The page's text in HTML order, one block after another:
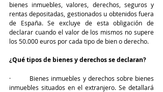
bienes inmuebles, valores, derechos, seguros y
rentas depositadas, gestionados u obtenidos fuera
de España. Se excluye de esta obligación de
declarar cuando el valor de los mismos no supere
los 50.000 euros por cada tipo de bien o derecho.
¿Qué tipos de bienes y derechos se declaran?
·         Bienes inmuebles y derechos sobre bienes
inmuebles situados en el extranjero. Se detallará